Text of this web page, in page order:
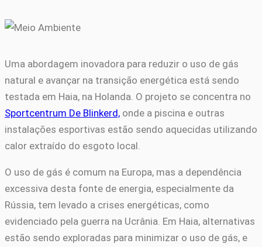
Uma abordagem inovadora para reduzir o uso de gás
natural e avançar na transição energética está sendo
testada em Haia, na Holanda. O projeto se concentra no
Sportcentrum De Blinkerd, onde a piscina e outras
instalações esportivas estão sendo aquecidas utilizando
calor extraído do esgoto local.
O uso de gás é comum na Europa, mas a dependência
excessiva desta fonte de energia, especialmente da
Rússia, tem levado a crises energéticas, como
evidenciado pela guerra na Ucrânia. Em Haia, alternativas
estão sendo exploradas para minimizar o uso de gás, e